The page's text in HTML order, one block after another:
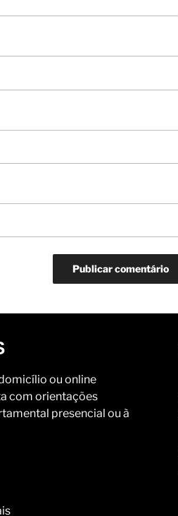
ou online
com orientações
presencial ou à